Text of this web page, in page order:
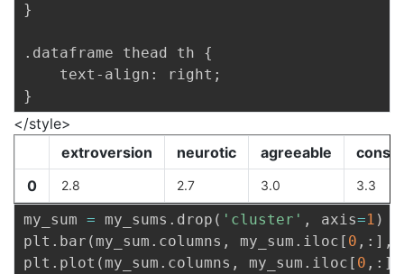
}
.dataframe thead th {
    text-align: right;
</style>
extroversion
neurotic agreeable
0
2.8 2.7 3.0 3.3
my_sum = my_sums . drop ( 'cluster' , axis=1 )
plt . bar ( my_sum . columns , my_sum . iloc [ 0 , : ] ,
plt . plot ( my_sum . columns , my_sum . iloc [ 0 , : ]